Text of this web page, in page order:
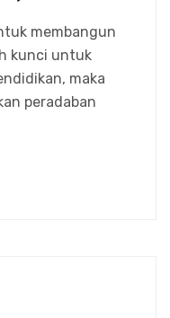
membangun
kunci untuk
maka
peradaban